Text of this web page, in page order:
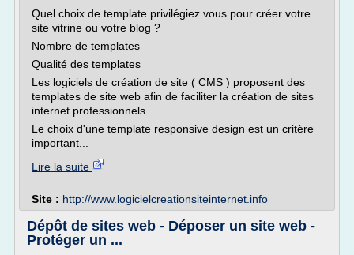
Quel choix de template privilégiez vous pour créer votre
site vitrine ou votre blog ?
Nombre de templates
Qualité des templates
Les logiciels de création de site ( CMS ) proposent des
templates de site web afin de faciliter la création de sites
internet professionnels.
Le choix d'une template responsive design est un critère
important...
Lire la suite
Site : http://www.logicielcreationsiteinternet.info
Dépôt de sites web - Déposer un site web -
Protéger un ...